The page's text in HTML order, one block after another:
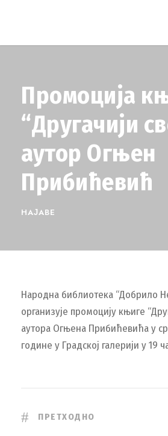
Промоција
“Другачији
аутор Огњен
Прибићевић
НАЈАВЕ
Народна библиотека “Добрило
организује промоцију књиге
аутора Огњена Прибићевића у
године у Градској галерији у 19
ПРЕТХОДНО